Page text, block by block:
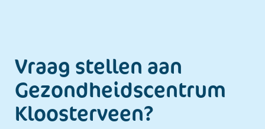
Vraag stellen aan
Gezondheids­centrum
Kloosterveen?